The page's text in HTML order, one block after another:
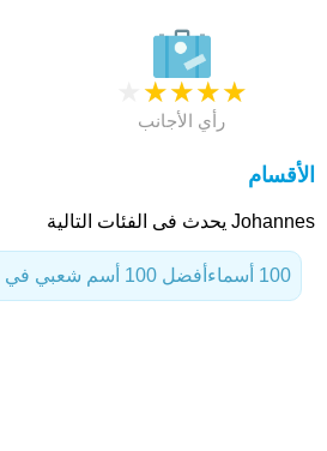
★
★
★
★
رأي الأجانب
الأقسام
Johannes يحدث فى الفئات التالية
أفضل 100 أسم شعبي في جنوب افريقيا 100 أسماء